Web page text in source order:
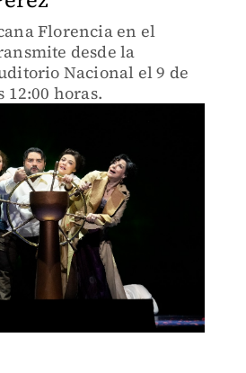
Florencia en el
desde la
Nacional el 9 de
12:00 horas.